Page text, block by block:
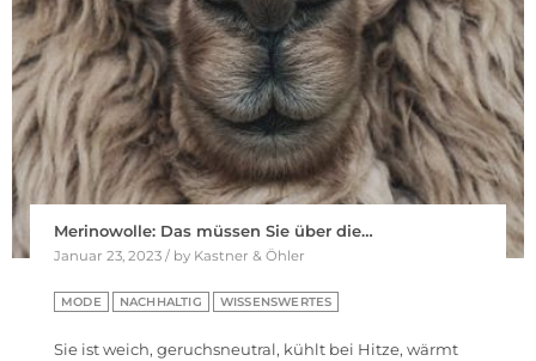
Merinowolle: Das müssen Sie über die…
Januar 23, 2023 / by Kastner & Öhler
MODE NACHHALTIG WISSENSWERTES
Sie ist weich, geruchsneutral, kühlt bei Hitze, wärmt